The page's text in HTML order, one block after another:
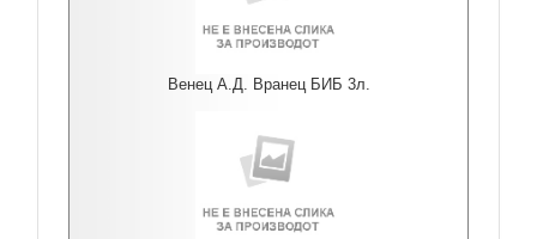
Венец А.Д. Вранец БИБ 3л.